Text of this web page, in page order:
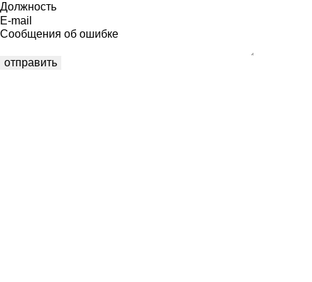
Должность
E-mail
Сообщения об ошибке